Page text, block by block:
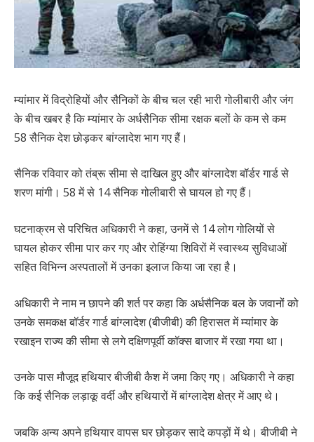
म्यांमार में विद्रोहियों और सैनिकों के बीच चल रही भारी गोलीबारी और जंग
के बीच खबर है कि म्यांमार के अर्धसैनिक सीमा रक्षक बलों के कम से कम
58 सैनिक देश छोड़कर बांग्लादेश भाग गए हैं।
सैनिक रविवार को तंब्रू सीमा से दाखिल हुए और बांग्लादेश बॉर्डर गार्ड से
शरण मांगी। 58 में से 14 सैनिक गोलीबारी से घायल हो गए हैं।
घटनाक्रम से परिचित अधिकारी ने कहा, उनमें से 14 लोग गोलियों से
घायल होकर सीमा पार कर गए और रोहिंग्या शिविरों में स्वास्थ्य सुविधाओं
सहित विभिन्न अस्पतालों में उनका इलाज किया जा रहा है।
अधिकारी ने नाम न छापने की शर्त पर कहा कि अर्धसैनिक बल के जवानों को
उनके समकक्ष बॉर्डर गार्ड बांग्लादेश (बीजीबी) की हिरासत में म्यांमार के
रखाइन राज्य की सीमा से लगे दक्षिणपूर्वी कॉक्स बाजार में रखा गया था।
उनके पास मौजूद हथियार बीजीबी कैश में जमा किए गए। अधिकारी ने कहा
कि कई सैनिक लड़ाकू वर्दी और हथियारों में बांग्लादेश क्षेत्र में आए थे।
जबकि अन्य अपने हथियार वापस घर छोड़कर सादे कपड़ों में थे। बीजीबी ने